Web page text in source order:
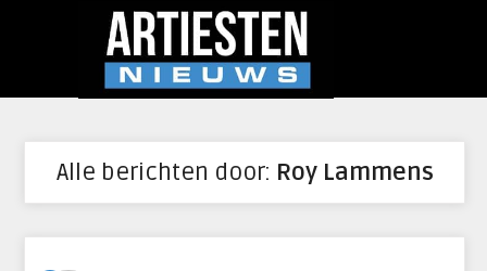
Alle berichten door: Roy Lammens